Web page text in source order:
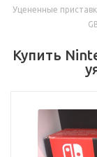
Уцененные
Купить